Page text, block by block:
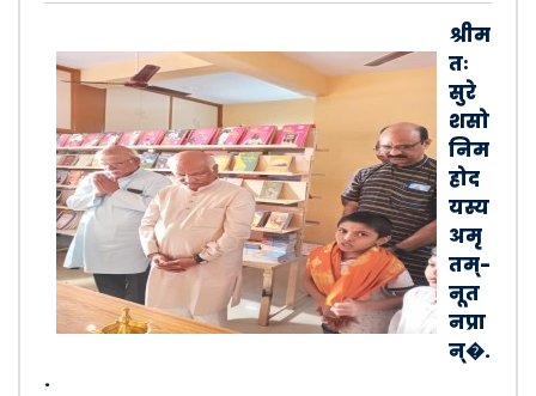
श्रीम
तः
सुरे
शसो
निम
होद
यस्य
अमृ
तम्-
नूत
नप्रा
न्�.
.